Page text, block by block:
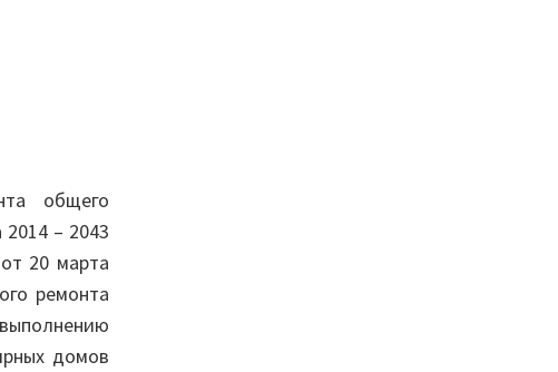
общего
– 2043
20 марта
ремонта
домов